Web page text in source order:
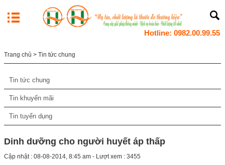
Hotline: 0982.00.99.55
Trang chủ > Tin tức chung
Tin tức chung
Tin khuyến mãi
Tin tuyển dụng
Dinh dưỡng cho người huyết áp thấp
Cập nhật : 08-08-2014, 8:45 am - Lượt xem : 3455